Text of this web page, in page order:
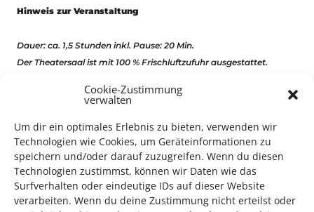
Cookie-Zustimmung
verwalten
Um dir ein optimales Erlebnis zu bieten, verwenden wir
Technologien wie Cookies, um Geräteinformationen zu
speichern und/oder darauf zuzugreifen. Wenn du diesen
Technologien zustimmst, können wir Daten wie das
Surfverhalten oder eindeutige IDs auf dieser Website
verarbeiten. Wenn du deine Zustimmung nicht erteilst oder
Hinweis zur Veranstaltung
Dauer: ca. 1,5 Stunden inkl. Pause: 20 Min.
Der Theatersaal ist mit 100 % Frischluftzufuhr ausgestattet.
Kinder
Kindertheater